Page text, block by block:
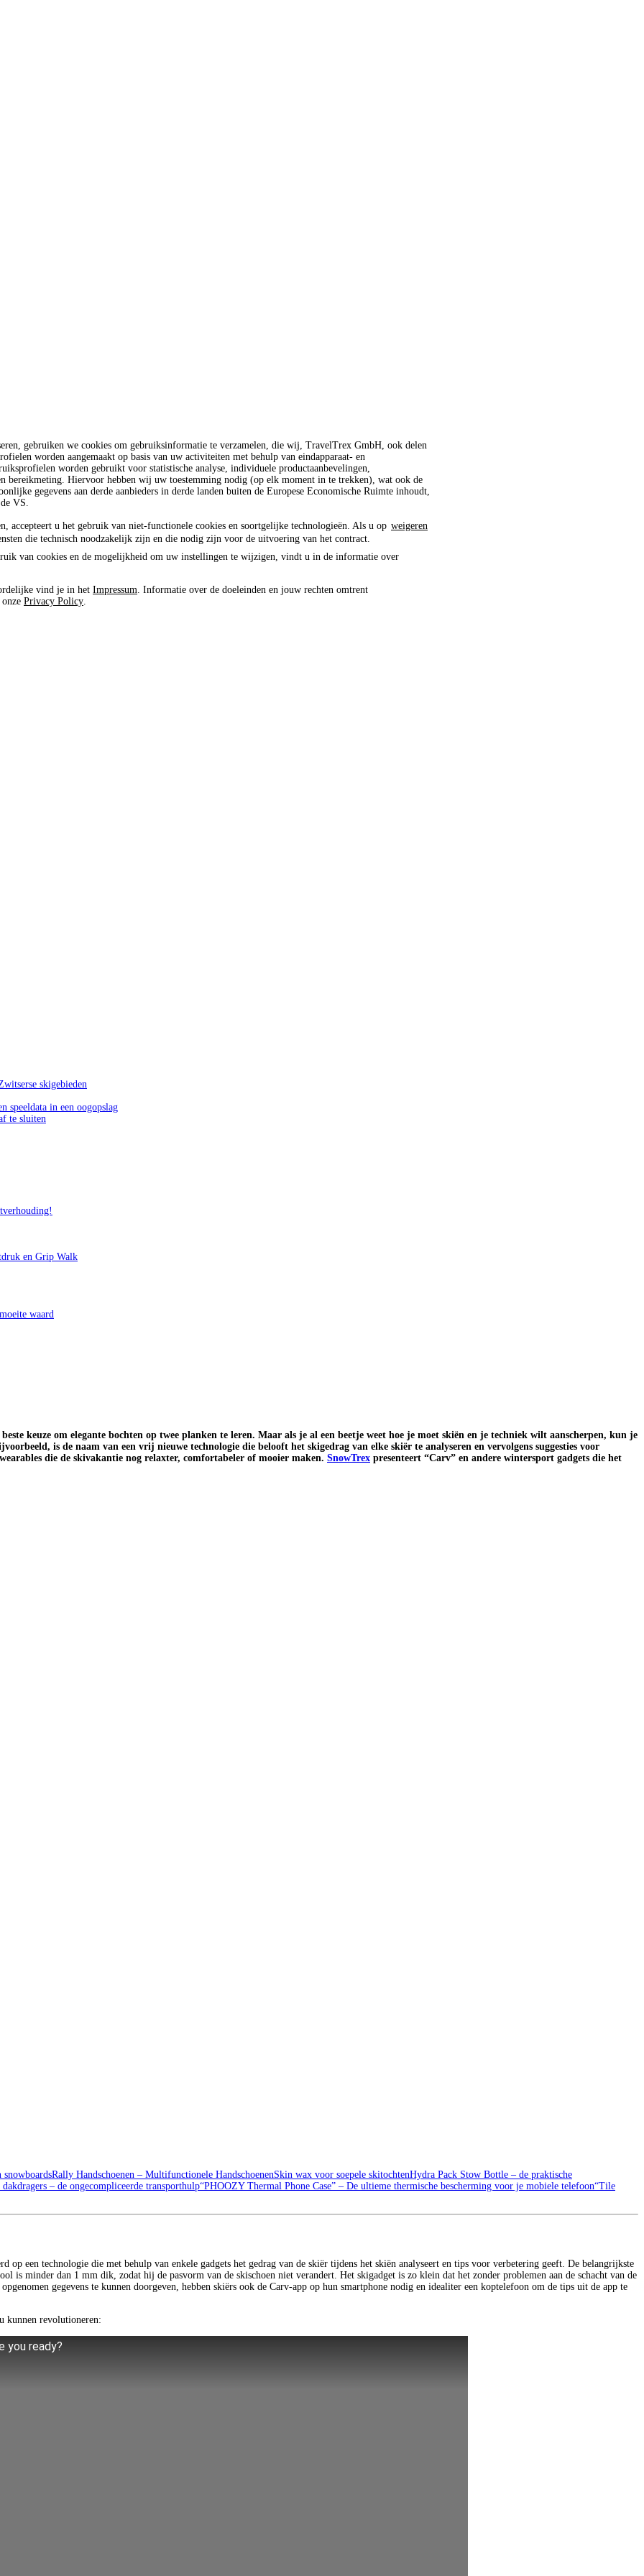
gebruiken we cookies om gebruiksinformatie te verzamelen, die wij, TravelTrex GmbH, ook delen
worden aangemaakt op basis van uw activiteiten met behulp van eindapparaat- en
worden gebruikt voor statistische analyse, individuele productaanbevelingen,
bereikmeting. Hiervoor hebben wij uw toestemming nodig (op elk moment in te trekken), wat ook de
gegevens aan derde aanbieders in derde landen buiten de Europese Economische Ruimte inhoudt,
VS.
accepteert u het gebruik van niet-functionele cookies en soortgelijke technologieën. Als u op weigeren
die technisch noodzakelijk zijn en die nodig zijn voor de uitvoering van het contract.
van cookies en de mogelijkheid om uw instellingen te wijzigen, vindt u in de informatie over
vind je in het Impressum . Informatie over de doeleinden en jouw rechten omtrent
Privacy Policy
skigebieden
speeldata in een oogopslag
te sluiten
en Grip Walk
waard
keuze om elegante bochten op twee planken te leren. Maar als je al een beetje weet hoe je moet skiën en je techniek wilt aanscherpen, kun je
is de naam van een vrij nieuwe technologie die belooft het skigedrag van elke skiër te analyseren en vervolgens suggesties voor
die de skivakantie nog relaxter, comfortabeler of mooier maken. SnowTrex presenteert “Carv” en andere wintersport gadgets die het
snowboardsRally Handschoenen – Multifunctionele HandschoenenSkin wax voor soepele skitochtenHydra Pack Stow Bottle – de praktische
dakdragers – de ongecompliceerde transporthulp“PHOOZY Thermal Phone Case” – De ultieme thermische bescherming voor je mobiele telefoon“Tile
op een technologie die met behulp van enkele gadgets het gedrag van de skiër tijdens het skiën analyseert en tips voor verbetering geeft. De belangrijkste
is minder dan 1 mm dik, zodat hij de pasvorm van de skischoen niet verandert. Het skigadget is zo klein dat het zonder problemen aan de schacht van de
gegevens te kunnen doorgeven, hebben skiërs ook de Carv-app op hun smartphone nodig en idealiter een koptelefoon om de tips uit de app te
kunnen revolutioneren:
you ready?